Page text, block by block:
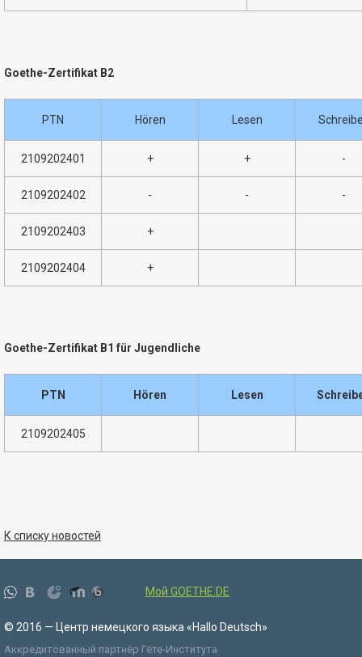
Goethe-Zertifikat B2
PTN Hören Lesen
2109202401 + + -
2109202402 - - -
2109202403 +
2109202404 +
Goethe-Zertifikat B1 für Jugendliche
PTN Hören Lesen
2109202405
К списку новостей
© 2016 — Центр немецкого языка «Hallo Deutsch»
Аккредитованный партнёр Гёте-Института
Мой GOETHE.DE